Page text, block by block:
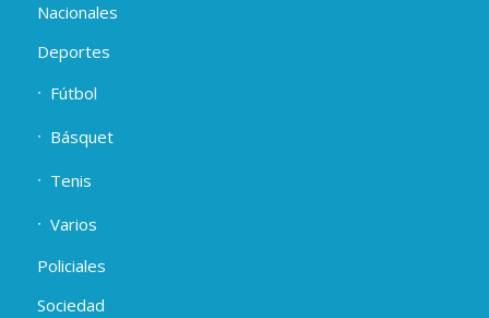
Nacionales
Deportes
Fútbol
Básquet
Tenis
Varios
Policiales
Sociedad